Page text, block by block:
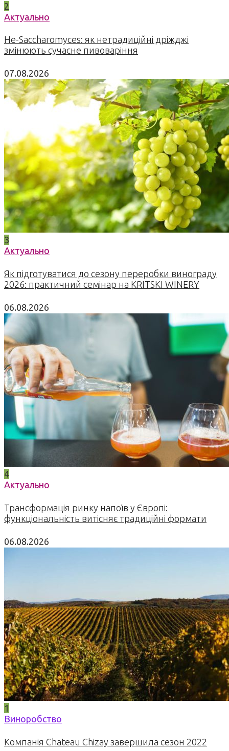
2
Актуально
Не-Saccharomyces: як нетрадиційні дріжджі
змінюють сучасне пивоваріння
07.08.2026
3
Актуально
Як підготуватися до сезону переробки винограду
2026: практичний семінар на KRITSKI WINERY
06.08.2026
4
Актуально
Трансформація ринку напоїв у Європі:
функціональність витісняє традиційні формати
06.08.2026
1
Виноробство
Компанія Chateau Chizay завершила сезон 2022